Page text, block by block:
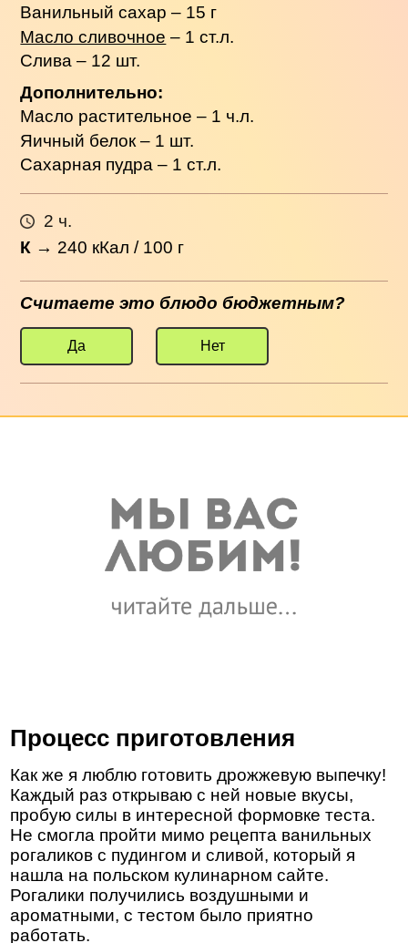
Ванильный сахар – 15 г
Масло сливочное – 1 ст.л.
Слива – 12 шт.
Дополнительно:
Масло растительное – 1 ч.л.
Яичный белок – 1 шт.
Сахарная пудра – 1 ст.л.
2 ч.
К → 240 кКал / 100 г
Считаете это блюдо бюджетным?
Да Нет
Процесс приготовления
Как же я люблю готовить дрожжевую выпечку!
Каждый раз открываю с ней новые вкусы,
пробую силы в интересной формовке теста.
Не смогла пройти мимо рецепта ванильных
рогаликов с пудингом и сливой, который я
нашла на польском кулинарном сайте.
Рогалики получились воздушными и
ароматными, с тестом было приятно
работать.